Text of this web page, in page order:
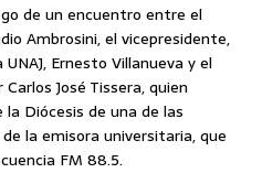
de un encuentro entre el
Ambrosini, el vicepresidente,
Ernesto Villanueva y el
José Tissera, quien
Diócesis de una de las
la emisora universitaria, que
FM 88.5.